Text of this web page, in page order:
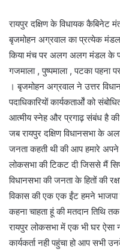
रायपुर दक्षिण के विधायक कैबिनेट
बृजमोहन अग्रवाल का प्रत्येक मंडल
किया मंच पर अलग अलग मंडल के
गजमाला , पुष्पमाला , पटका पहना
। बृजमोहन अग्रवाल ने उत्तर
पदाधिकारियों कार्यकतार्ओं को
आत्मीय स्नेह और प्रगाढ़ संबंध है
जब रायपुर दक्षिण विधानसभा के
जनता कहती थी की आप हमारे
लोकसभा की टिकट दी जिससे मैं
विधानसभा की जनता के हितों की
विकास की एक एक ईंट हमने
कहना चाहता हूं की मतदान तिथि
रायपुर लोकसभा में एक भी घर
कार्यकर्ता नही पहुंचा हो आप सभी